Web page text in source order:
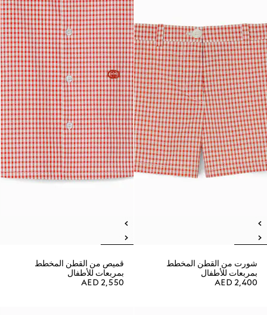
شورت من القطن المخطط
بمربعات للأطفال
AED 2,400
قميص من القطن المخطط
بمربعات للأطفال
AED 2,550